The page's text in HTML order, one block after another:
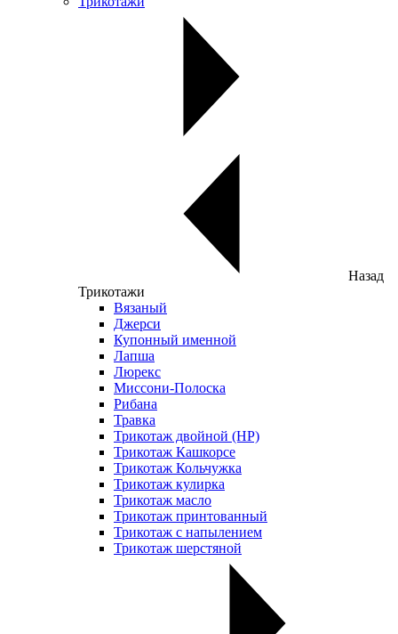
Назад
Трикотажи
Вязаный
Джерси
Купонный именной
Лапша
Люрекс
Миссони-Полоска
Рибана
Травка
Трикотаж двойной (НР)
Трикотаж Кашкорсе
Трикотаж Кольчужка
Трикотаж кулирка
Трикотаж масло
Трикотаж принтованный
Трикотаж с напылением
Трикотаж шерстяной